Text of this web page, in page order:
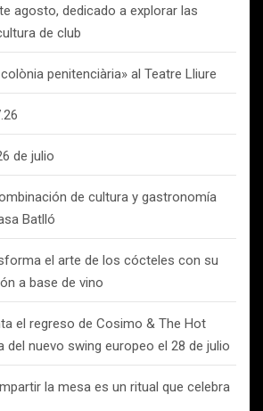
agosto, dedicado a explorar las
de club
penitenciària» al Teatre Lliure
de julio
de cultura y gastronomía
Batlló
el arte de los cócteles con su
a base de vino
el regreso de Cosimo & The Hot
del nuevo swing europeo el 28 de julio
la mesa es un ritual que celebra